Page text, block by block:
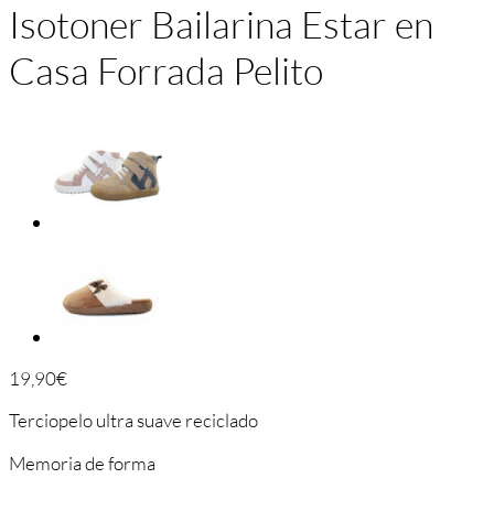
Isotoner Bailarina Estar en
Casa Forrada Pelito
19,90€
Terciopelo ultra suave reciclado
Memoria de forma